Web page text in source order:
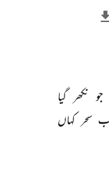
جو نکھر گیا
سحر کہاں